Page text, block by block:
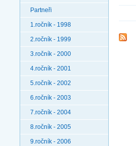
Partneři
1.ročník - 1998
2.ročník - 1999
3.ročník - 2000
4.ročník - 2001
5.ročník - 2002
6.ročník - 2003
7.ročník - 2004
8.ročník - 2005
9.ročník - 2006